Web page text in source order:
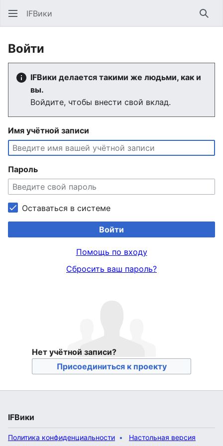
IFВики
Войти
IFВики делается такими же людьми, как и
вы.
Войдите, чтобы внести свой вклад.
Имя учётной записи
Пароль
Оставаться в системе
Войти
Помощь по входу
Сбросить ваш пароль?
Нет учётной записи?
Присоединиться к проекту
IFВики
Политика конфиденциальности Настольная версия